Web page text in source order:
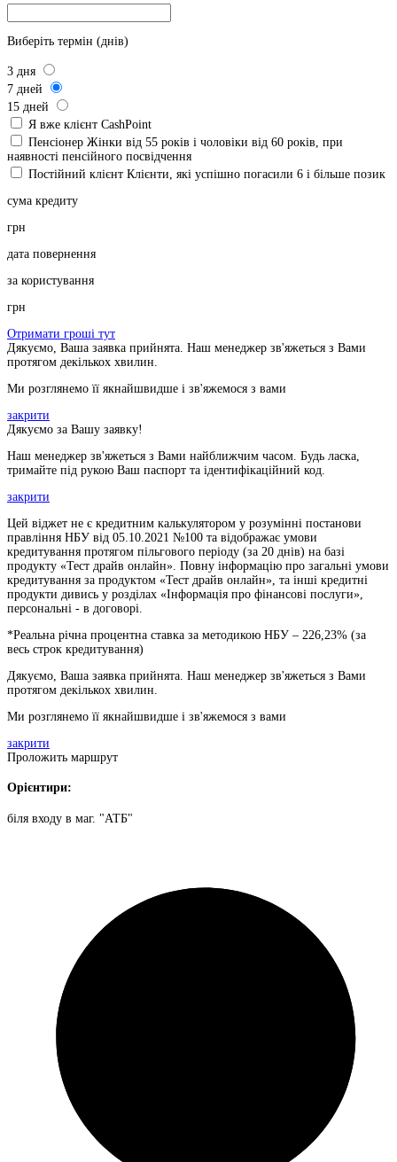
Виберіть термін (днів)
3 дня
7 дней
15 дней
Я вже клієнт CashPoint
Пенсіонер Жінки від 55 років і чоловіки від 60 років, при
наявності пенсійного посвідчення
Постійний клієнт Клієнти, які успішно погасили 6 і більше позик
сума кредиту
грн
дата повернення
за користування
грн
Отримати гроші тут
Дякуємо, Ваша заявка прийнята. Наш менеджер зв'яжеться з Вами
протягом декількох хвилин.
Ми розглянемо її якнайшвидше і зв'яжемося з вами
закрити
Дякуємо за Вашу заявку!
Наш менеджер зв'яжеться з Вами найближчим часом. Будь ласка,
тримайте під рукою Ваш паспорт та ідентифікаційний код.
закрити
Цей віджет не є кредитним калькулятором у розумінні постанови
правління НБУ від 05.10.2021 №100 та відображає умови
кредитування протягом пільгового періоду (за 20 днів) на базі
продукту «Тест драйв онлайн». Повну інформацію про загальні умови
кредитування за продуктом «Тест драйв онлайн», та інші кредитні
продукти дивись у розділах «Інформація про фінансові послуги»,
персональні - в договорі.
*Реальна річна процентна ставка за методикою НБУ – 226,23% (за
весь строк кредитування)
Дякуємо, Ваша заявка прийнята. Наш менеджер зв'яжеться з Вами
протягом декількох хвилин.
Ми розглянемо її якнайшвидше і зв'яжемося з вами
закрити
Проложить маршрут
Орієнтири:
біля входу в маг. "АТБ"